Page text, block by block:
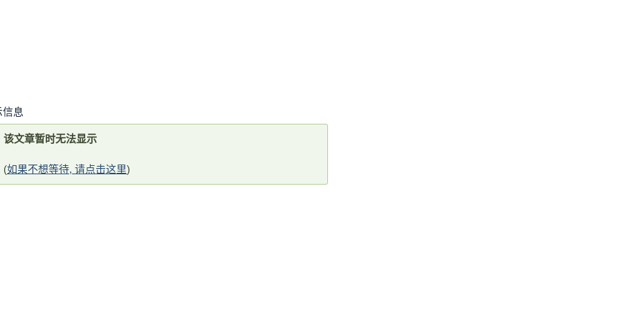
信息
该文章暂时无法显示
(如果不想等待, 请点击这里)